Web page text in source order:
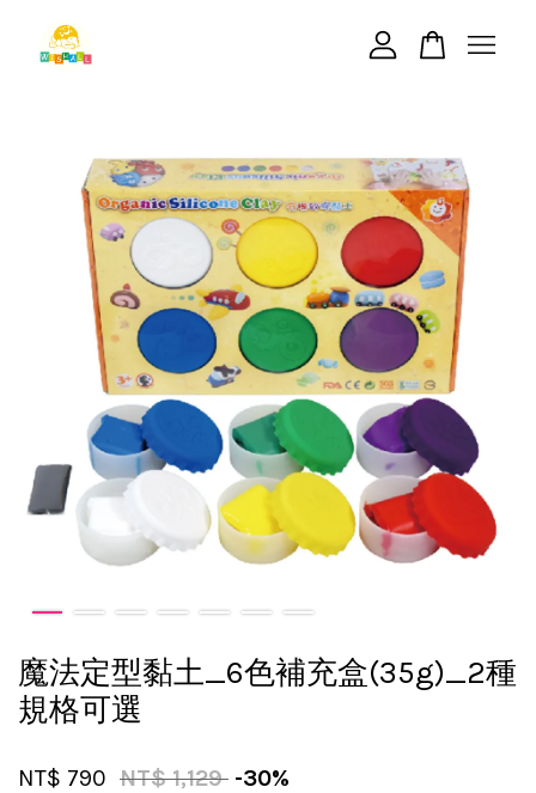
魔法定型黏土_6色補充盒(35g)_2種
規格可選
NT$ 790 NT$ 1,129 -30%
繼續購物